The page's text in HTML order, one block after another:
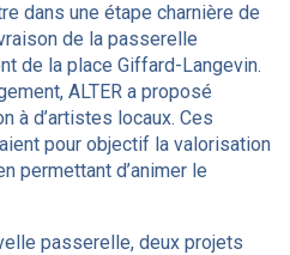
dans une étape charnière de
de la passerelle
de la place Giffard-Langevin.
ALTER a proposé
à d’artistes locaux. Ces
pour objectif la valorisation
permettant d’animer le
passerelle, deux projets